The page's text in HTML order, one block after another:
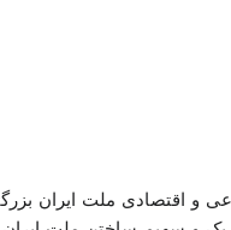
و اقتصادی ملت ایران